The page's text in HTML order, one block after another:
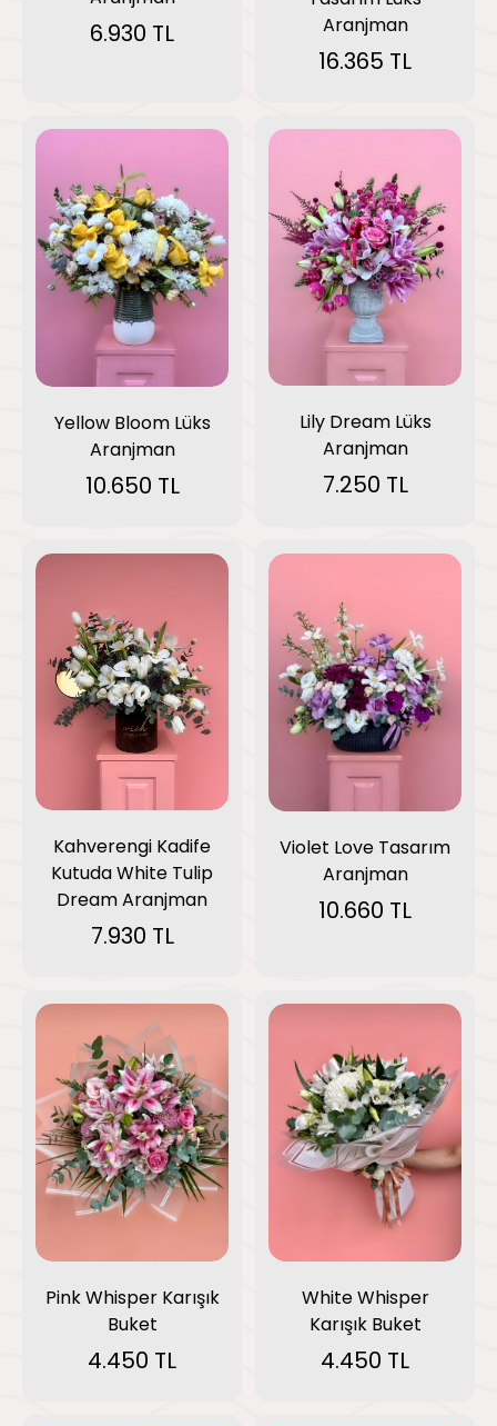
6.930 TL
Aranjman
16.365 TL
Yellow Bloom Lüks
Aranjman
10.650 TL
Lily Dream Lüks
Aranjman
7.250 TL
Kahverengi Kadife
Kutuda White Tulip
Dream Aranjman
7.930 TL
Violet Love Tasarım
Aranjman
10.660 TL
Pink Whisper Karışık
Buket
4.450 TL
White Whisper
Karışık Buket
4.450 TL